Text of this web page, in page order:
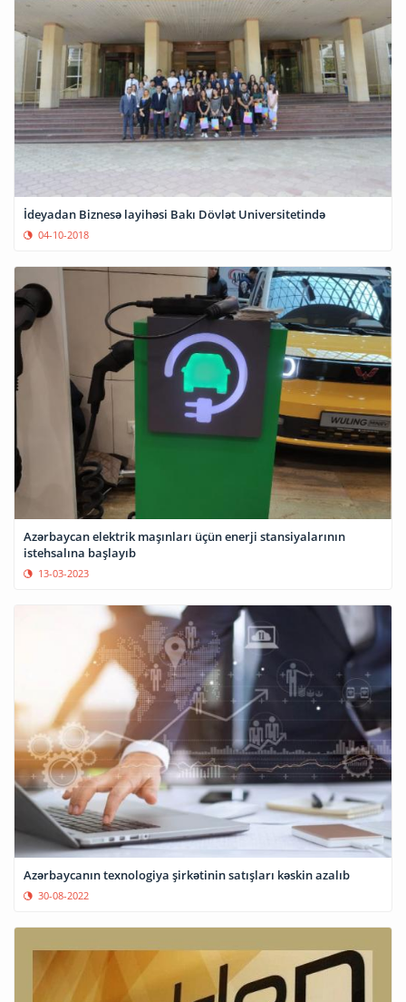
İdeyadan Biznesə layihəsi Bakı Dövlət Universitetində
04-10-2018
Azərbaycan elektrik maşınları üçün enerji stansiyalarının
istehsalına başlayıb
13-03-2023
Azərbaycanın texnologiya şirkətinin satışları kəskin azalıb
30-08-2022